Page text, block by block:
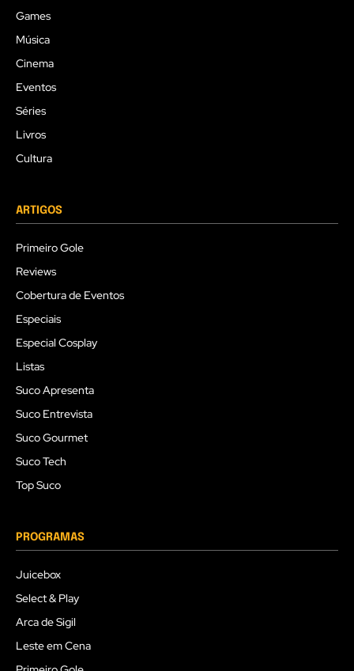
Games
Música
Cinema
Eventos
Séries
Livros
Cultura
ARTIGOS
Primeiro Gole
Reviews
Cobertura de Eventos
Especiais
Especial Cosplay
Listas
Suco Apresenta
Suco Entrevista
Suco Gourmet
Suco Tech
Top Suco
PROGRAMAS
Juicebox
Select & Play
Arca de Sigil
Leste em Cena